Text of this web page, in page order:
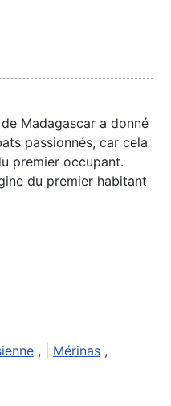
Madagascar a donné
passionnés, car cela
premier occupant.
du premier habitant
, | Mérinas,